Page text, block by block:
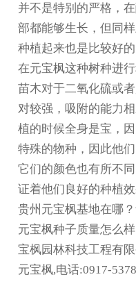
并不是特别的严格，
部都能够生长，但同
种植起来也是比较好的
在元宝枫这种树种进
苗木对于二氧化硫或
对较强，吸附的能力
植的时候全身是宝，
特殊的物种，因此他
它们的颜色也有所不
证着他们良好的种植效
贵州元宝枫基地在哪
元宝枫种子质量怎么
宝枫园林科技工程有
元宝枫,电话:0917-